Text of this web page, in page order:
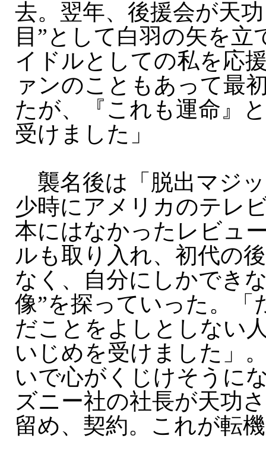
去。翌年、後援会が天
目”として白羽の矢を立
イドルとしての私を応
ァンのこともあって最
たが、『これも運命』
受けました」
襲名後は「脱出マジ
少時にアメリカのテレ
本にはなかったレビュ
ルも取り入れ、初代の
なく、自分にしかでき
像”を探っていった。「
だことをよしとしない
いじめを受けました」
いで心がくじけそうに
ズニー社の社長が天功
留め、契約。これが転